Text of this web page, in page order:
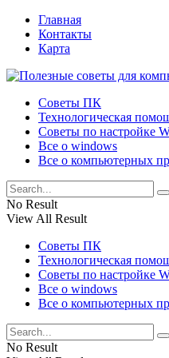
Главная
Контакты
Карта
Советы ПК
Технологическая
Советы по настройке
Все о windows
Все о компьютерных
No Result
View All Result
Советы ПК
Технологическая
Советы по настройке
Все о windows
Все о компьютерных
No Result